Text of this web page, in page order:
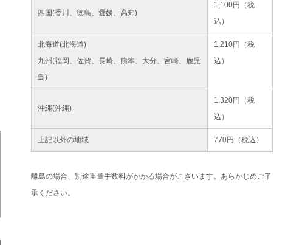
四国(香川、徳島、愛媛、高知)
1,100円（税
込）
北海道(北海道)
九州(福岡、佐賀、長崎、熊本、大分、宮崎、鹿児
島)
1,210円（税
込）
沖縄(沖縄)
1,320円（税
込）
上記以外の地域 770円（税込）
離島の場合、別途重量手数料がかかる場合がこざいます。あらかじめご了
承ください。